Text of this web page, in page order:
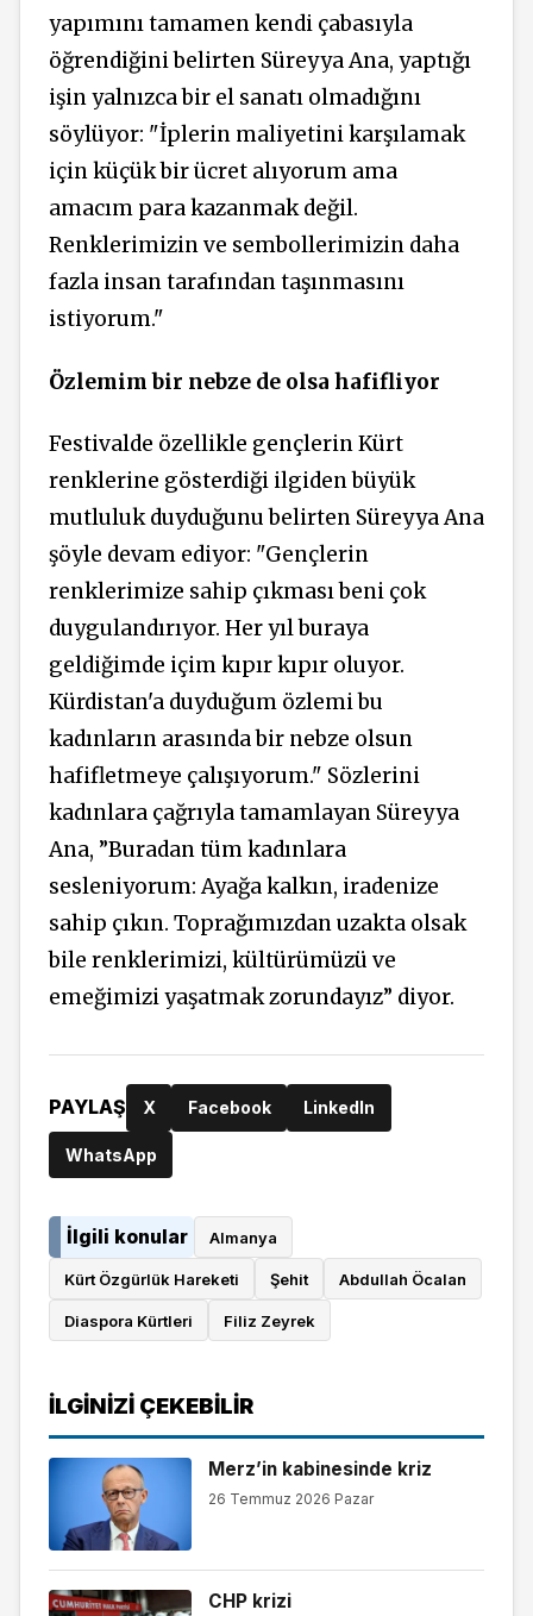
yapımını tamamen kendi çabasıyla
öğrendiğini belirten Süreyya Ana, yaptığı
işin yalnızca bir el sanatı olmadığını
söylüyor: "İplerin maliyetini karşılamak
için küçük bir ücret alıyorum ama
amacım para kazanmak değil.
Renklerimizin ve sembollerimizin daha
fazla insan tarafından taşınmasını
istiyorum."
Özlemim bir nebze de olsa hafifliyor
Festivalde özellikle gençlerin Kürt
renklerine gösterdiği ilgiden büyük
mutluluk duyduğunu belirten Süreyya Ana
şöyle devam ediyor: "Gençlerin
renklerimize sahip çıkması beni çok
duygulandırıyor. Her yıl buraya
geldiğimde içim kıpır kıpır oluyor.
Kürdistan'a duyduğum özlemi bu
kadınların arasında bir nebze olsun
hafifletmeye çalışıyorum." Sözlerini
kadınlara çağrıyla tamamlayan Süreyya
Ana, ”Buradan tüm kadınlara
sesleniyorum: Ayağa kalkın, iradenize
sahip çıkın. Toprağımızdan uzakta olsak
bile renklerimizi, kültürümüzü ve
emeğimizi yaşatmak zorundayız” diyor.
PAYLAŞ X Facebook LinkedIn
WhatsApp
İlgili konular Almanya
Kürt Özgürlük Hareketi Şehit Abdullah Öcalan
Diaspora Kürtleri Filiz Zeyrek
İLGINIZI ÇEKEBILIR
Merz’in kabinesinde kriz
26 Temmuz 2026 Pazar
CHP krizi